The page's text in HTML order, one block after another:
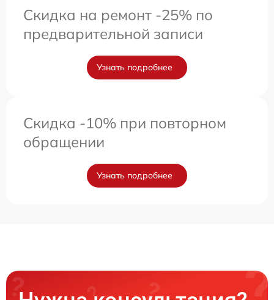
Скидка на ремонт -25% по
предварительной записи
Узнать подробнее
Скидка -10% при повторном
обращении
Узнать подробнее